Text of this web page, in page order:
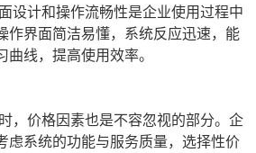
设计和操作流畅性是企业使用过程中
作界面简洁易懂，系统反应迅速，能
线，提高使用效率。
，价格因素也是不容忽视的部分。企
虑系统的功能与服务质量，选择性价